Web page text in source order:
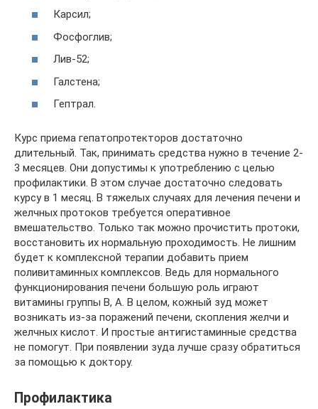
Карсил;
Фосфоглив;
Лив-52;
Галстена;
Гептрал.
Курс приема гепатопротекторов достаточно
длительный. Так, принимать средства нужно в течение 2-
3 месяцев. Они допустимы к употреблению с целью
профилактики. В этом случае достаточно следовать
курсу в 1 месяц. В тяжелых случаях для лечения печени и
желчных протоков требуется оперативное
вмешательство. Только так можно прочистить протоки,
восстановить их нормальную проходимость. Не лишним
будет к комплексной терапии добавить прием
поливитаминных комплексов. Ведь для нормального
функционирования печени большую роль играют
витамины группы В, А. В целом, кожный зуд может
возникать из-за поражений печени, скопления желчи и
желчных кислот. И простые антигистаминные средства
не помогут. При появлении зуда лучше сразу обратиться
за помощью к доктору.
Профилактика